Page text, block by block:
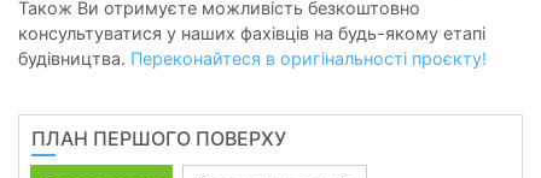
Також Ви отримуєте можливість безкоштовно
консультуватися у наших фахівців на будь-якому етапі
будівництва. Переконайтеся в оригінальності проєкту!
ПЛАН ПЕРШОГО ПОВЕРХУ